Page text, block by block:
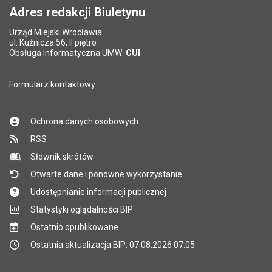
*
Pole wymagane
Adres redakcji Biuletynu
Urząd Miejski Wrocławia
ul. Kuźnicza 56, II piętro
Obsługa informatyczna UMW: CUI
Formularz kontaktowy
Ochrona danych osobowych
RSS
Słownik skrótów
Otwarte dane i ponowne wykorzystanie
Udostępnianie informacji publicznej
Statystyki oglądalności BIP
Ostatnio opublikowane
Ostatnia aktualizacja BIP: 07.08.2026 07:05